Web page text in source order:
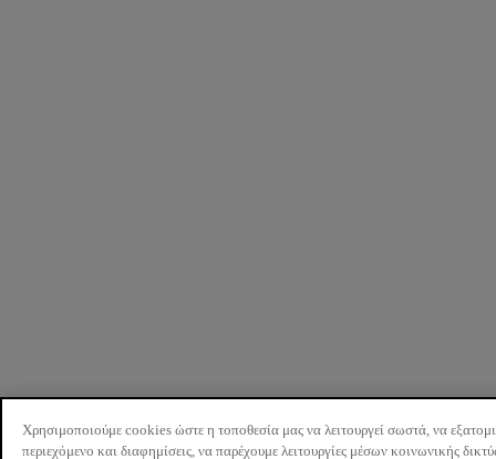
Χρησιμοποιούμε cookies ώστε η τοποθεσία μας να λειτουργεί σωστά, να
περιεχόμενο και διαφημίσεις, να παρέχουμε λειτουργίες μέσων κοινωνικής